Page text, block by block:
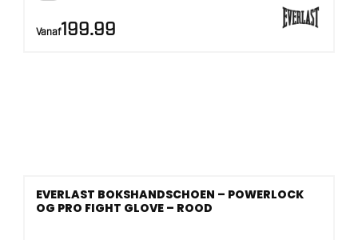
Vanaf199.99
EVERLAST BOKSHANDSCHOEN – POWERLOCK
OG PRO FIGHT GLOVE – ROOD